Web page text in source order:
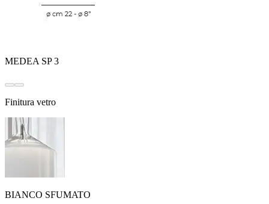
MEDEA SP 3
Finitura vetro
BIANCO SFUMATO